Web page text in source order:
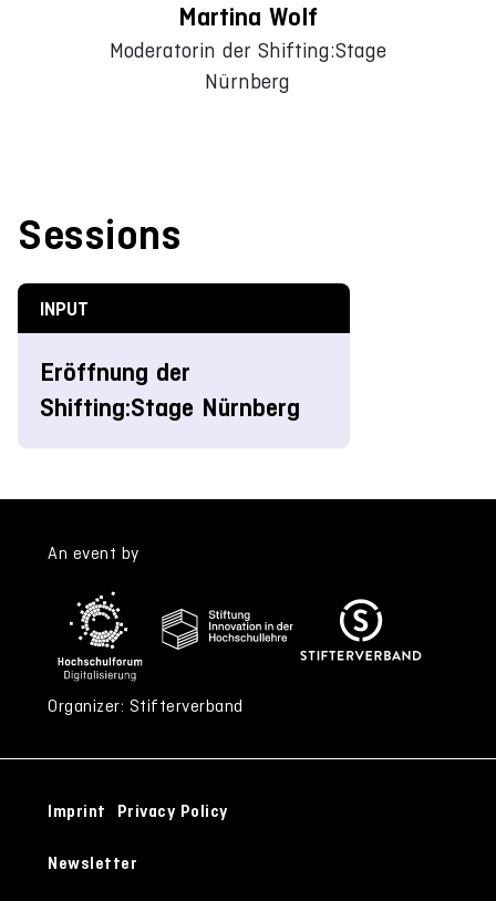
Martina Wolf
Moderatorin der Shifting:Stage
Nürnberg
Sessions
INPUT
Eröffnung der
Shifting:Stage Nürnberg
An event by
Organizer: Stifterverband
Imprint Privacy Policy
Newsletter